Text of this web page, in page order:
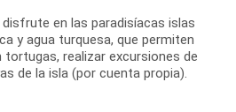
disfrute en las paradisíacas islas
y agua turquesa, que permiten
realizar excursiones de
de la isla (por cuenta propia).